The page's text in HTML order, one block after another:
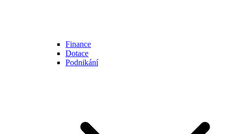
Finance
Dotace
Podnikání